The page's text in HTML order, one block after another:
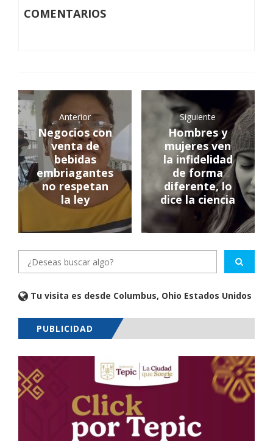
COMENTARIOS
Anterior
Negocios con
venta de
bebidas
embriagantes
no respetan
la ley
Siguiente
Hombres y
mujeres ven
la infidelidad
de forma
diferente, lo
dice la ciencia
Tu visita es desde Columbus, Ohio Estados Unidos
PUBLICIDAD